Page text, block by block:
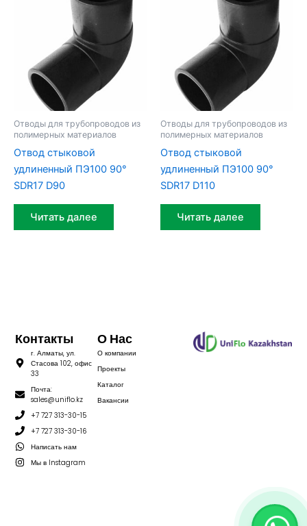
Отводы для трубопроводов из
полимерных материалов
Отвод стыковой
удлиненный ПЭ100 90°
SDR17 D90
Читать далее
Отводы для трубопроводов из
полимерных материалов
Отвод стыковой
удлиненный ПЭ100 90°
SDR17 D110
Читать далее
О Нас
О компании
Проекты
Каталог
Вакансии
Контакты
г. Алматы, ул.
Стасова 102, офис
33
Почта:
sales@uniflo.kz
+7 727 313-30-15
+7 727 313-30-16
Написать нам
Мы в Instagram